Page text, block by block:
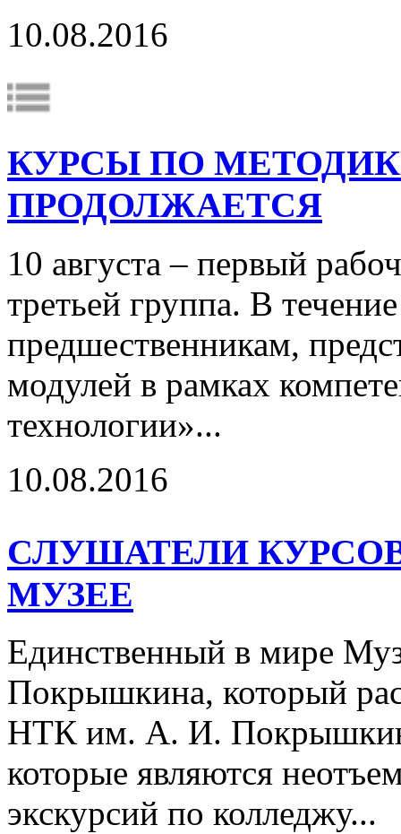
10.08.2016
КУРСЫ ПО
ПРОДОЛЖАЕТСЯ
10 августа – первый
третьей группа. В
предшественникам,
модулей в рамках
технологии»...
10.08.2016
СЛУШАТЕЛИ
МУЗЕЕ
Единственный в мире
Покрышкина, который
НТК им. А. И.
которые являются
экскурсий по колледжу...